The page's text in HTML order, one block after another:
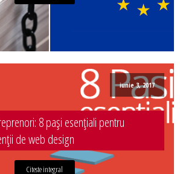
iunie 3, 2017
8 pași esențiali pentru
de web design
Citeste integral